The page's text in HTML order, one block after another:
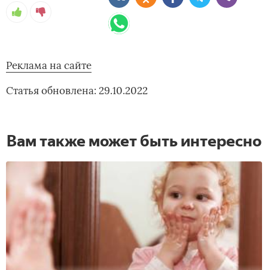
Реклама на сайте
Статья обновлена: 29.10.2022
Вам также может быть интересно